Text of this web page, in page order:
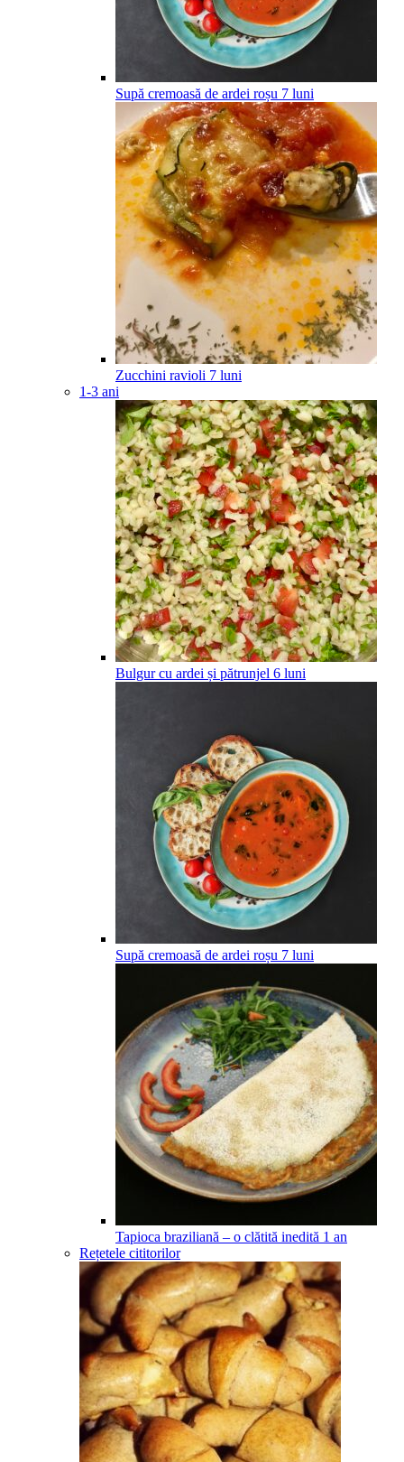
Supă cremoasă de ardei roșu 7 luni
Zucchini ravioli 7 luni
1-3 ani
Bulgur cu ardei și pătrunjel 6 luni
Supă cremoasă de ardei roșu 7 luni
Tapioca braziliană – o clătită inedită 1 an
Rețetele cititorilor